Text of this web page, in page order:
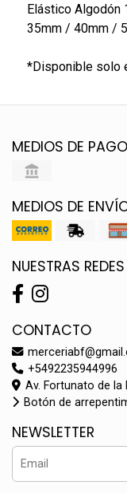
Elástico
35mm / 40mm /
*Disponible solo
MEDIOS DE PAGO
MEDIOS DE
NUESTRAS
CONTACTO
+5492235944996
Av. Fortunato de la
Botón de
NEWSLETTER